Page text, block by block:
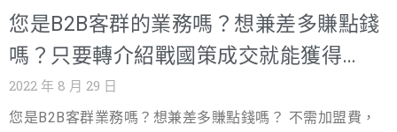
您是B2B客群的業務嗎？想兼差多賺點錢
嗎？只要轉介紹戰國策成交就能獲得
10~50%推薦獎金!
2022 年 8 月 29 日
您是B2B客群業務嗎？想兼差多賺點錢嗎？ 不需加盟費，